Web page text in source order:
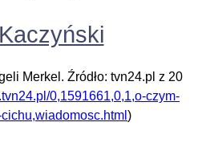
Merkel. Źródło: tvn24.pl z 20
0,1591661,0,1,o-czym-
)